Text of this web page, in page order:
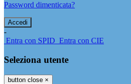
Password dimenticata?
-
Entra con SPID Entra con CIE
Seleziona utente
button close ×